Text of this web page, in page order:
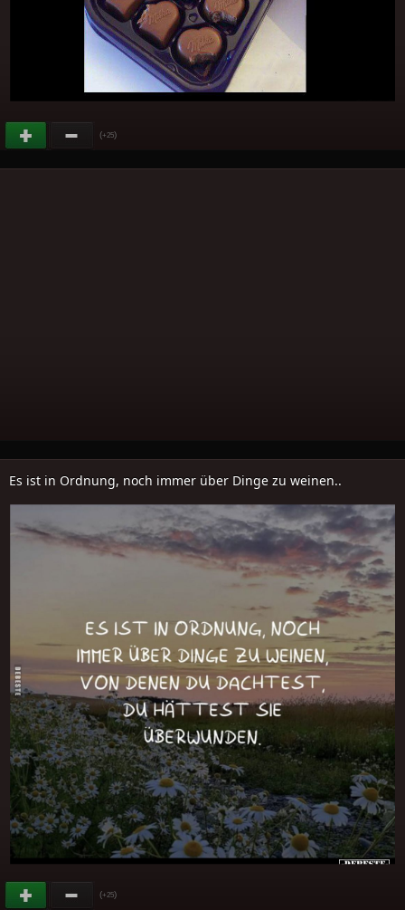
(+25)
Es ist in Ordnung, noch immer über Dinge zu weinen..
(+25)